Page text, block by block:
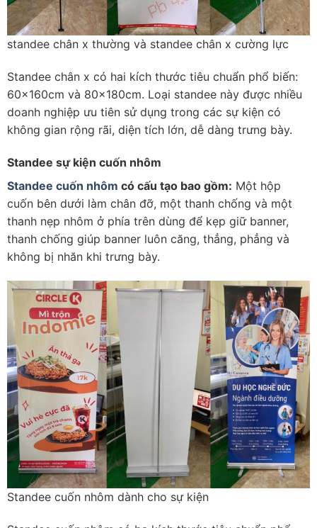
standee chân x thường và standee chân x cường lực
Standee chân x có hai kích thước tiêu chuẩn phổ biến:
60x160cm và 80x180cm. Loại standee này được nhiều
doanh nghiệp ưu tiên sử dụng trong các sự kiện có
không gian rộng rãi, diện tích lớn, dễ dàng trưng bày.
Standee sự kiện cuốn nhôm
Standee cuốn nhôm có cấu tạo bao gồm: Một hộp
cuốn bên dưới làm chân đỡ, một thanh chống và một
thanh nẹp nhôm ở phía trên dùng để kẹp giữ banner,
thanh chống giúp banner luôn căng, thẳng, phẳng và
không bị nhăn khi trưng bày.
Standee cuốn nhôm dành cho sự kiện